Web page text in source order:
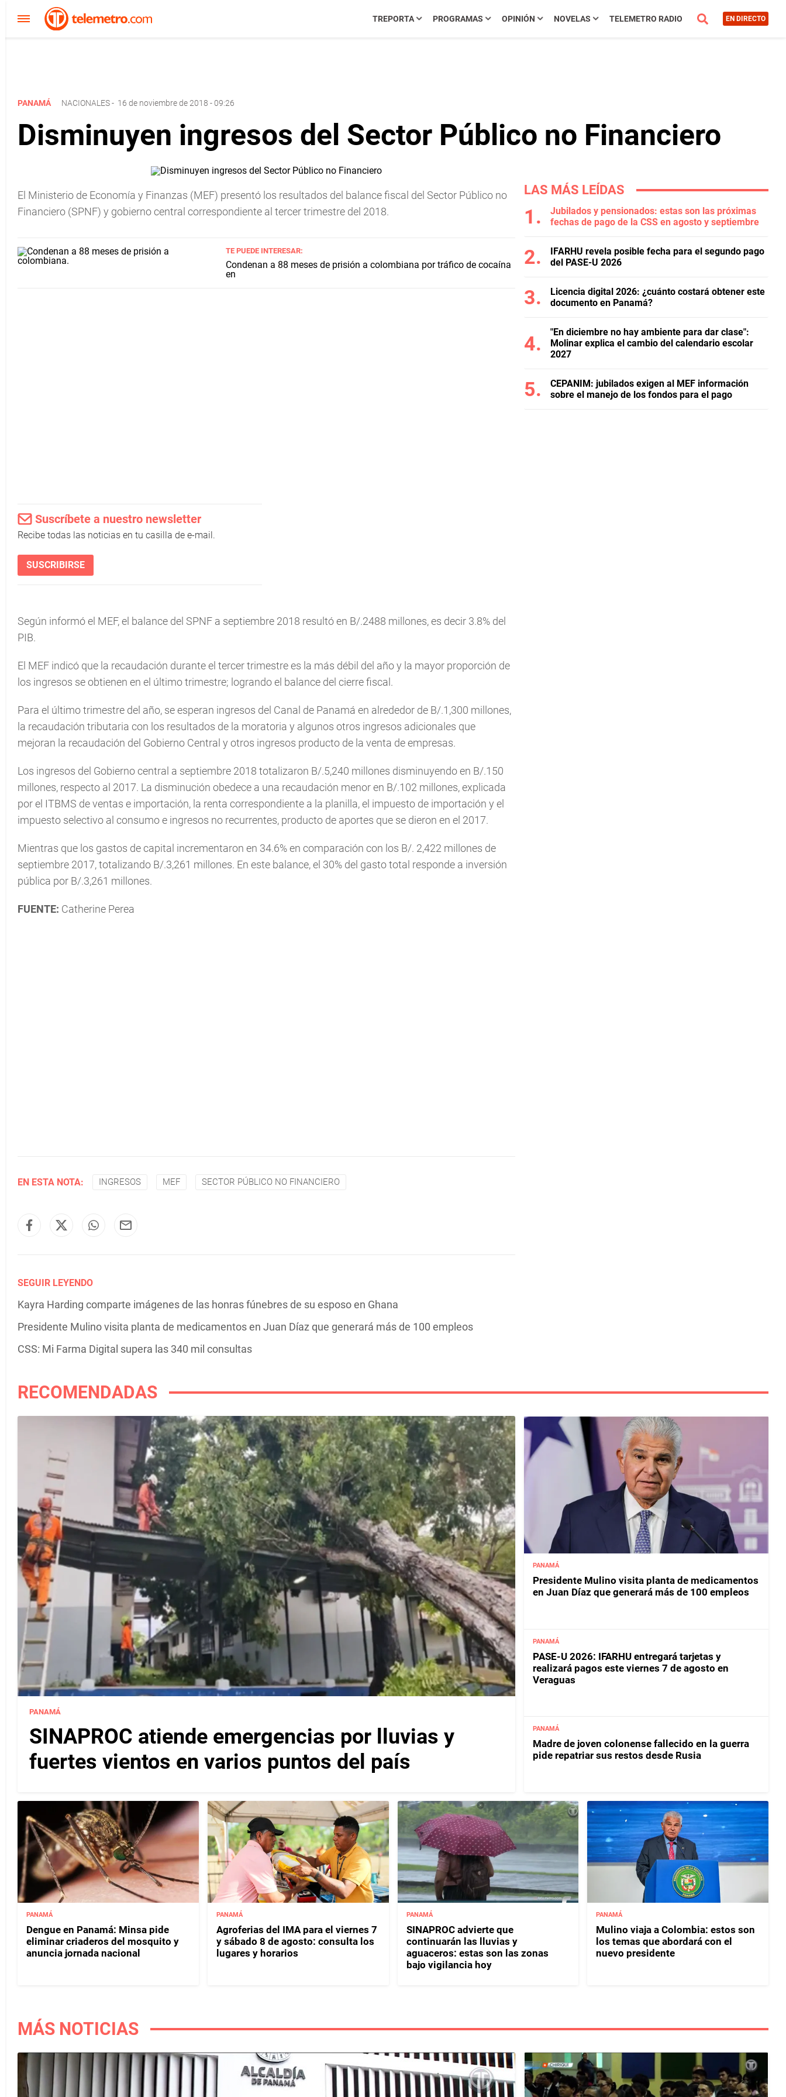
TREPORTA PROGRAMAS OPINIÓN NOVELAS TELEMETRO RADIO EN DIRECTO
PANAMÁ NACIONALES- 16 de noviembre de 2018 - 09:26
Disminuyen ingresos del Sector Público no Financiero
El Ministerio de Economía y Finanzas (MEF) presentó los resultados del balance fiscal del Sector Público no
Financiero (SPNF) y gobierno central correspondiente al tercer trimestre del 2018.
TE PUEDE INTERESAR:
Condenan a 88 meses de prisión a colombiana por tráfico de cocaína
en
Suscríbete a nuestro newsletter
Recibe todas las noticias en tu casilla de e-mail.
SUSCRIBIRSE
Según informó el MEF, el balance del SPNF a septiembre 2018 resultó en B/.2488 millones, es decir 3.8% del
PIB.
El MEF indicó que la recaudación durante el tercer trimestre es la más débil del año y la mayor proporción de
los ingresos se obtienen en el último trimestre; logrando el balance del cierre fiscal.
Para el último trimestre del año, se esperan ingresos del Canal de Panamá en alrededor de B/.1,300 millones,
la recaudación tributaria con los resultados de la moratoria y algunos otros ingresos adicionales que
mejoran la recaudación del Gobierno Central y otros ingresos producto de la venta de empresas.
Los ingresos del Gobierno central a septiembre 2018 totalizaron B/.5,240 millones disminuyendo en B/.150
millones, respecto al 2017. La disminución obedece a una recaudación menor en B/.102 millones, explicada
por el ITBMS de ventas e importación, la renta correspondiente a la planilla, el impuesto de importación y el
impuesto selectivo al consumo e ingresos no recurrentes, producto de aportes que se dieron en el 2017.
Mientras que los gastos de capital incrementaron en 34.6% en comparación con los B/. 2,422 millones de
septiembre 2017, totalizando B/.3,261 millones. En este balance, el 30% del gasto total responde a inversión
pública por B/.3,261 millones.
FUENTE: Catherine Perea
EN ESTA NOTA: INGRESOS MEF SECTOR PÚBLICO NO FINANCIERO
SEGUIR LEYENDO
Kayra Harding comparte imágenes de las honras fúnebres de su esposo en Ghana
Presidente Mulino visita planta de medicamentos en Juan Díaz que generará más de 100 empleos
CSS: Mi Farma Digital supera las 340 mil consultas
LAS MÁS LEÍDAS
Jubilados y pensionados: estas son las próximas
fechas de pago de la CSS en agosto y septiembre
IFARHU revela posible fecha para el segundo pago
del PASE-U 2026
Licencia digital 2026: ¿cuánto costará obtener este
documento en Panamá?
"En diciembre no hay ambiente para dar clase":
Molinar explica el cambio del calendario escolar
2027
CEPANIM: jubilados exigen al MEF información
sobre el manejo de los fondos para el pago
RECOMENDADAS
PANAMÁ
SINAPROC atiende emergencias por lluvias y
fuertes vientos en varios puntos del país
PANAMÁ
Presidente Mulino visita planta de medicamentos
en Juan Díaz que generará más de 100 empleos
PANAMÁ
PASE-U 2026: IFARHU entregará tarjetas y
realizará pagos este viernes 7 de agosto en
Veraguas
PANAMÁ
Madre de joven colonense fallecido en la guerra
pide repatriar sus restos desde Rusia
PANAMÁ
Dengue en Panamá: Minsa pide
eliminar criaderos del mosquito y
anuncia jornada nacional
PANAMÁ
Agroferias del IMA para el viernes 7
y sábado 8 de agosto: consulta los
lugares y horarios
PANAMÁ
SINAPROC advierte que
continuarán las lluvias y
aguaceros: estas son las zonas
bajo vigilancia hoy
PANAMÁ
Mulino viaja a Colombia: estos son
los temas que abordará con el
nuevo presidente
MÁS NOTICIAS